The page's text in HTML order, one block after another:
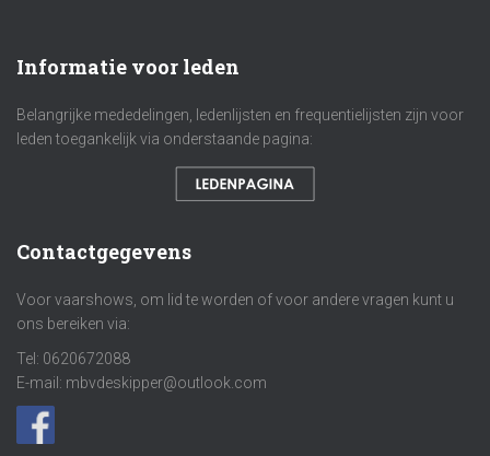
Informatie voor leden
Belangrijke mededelingen, ledenlijsten en frequentielijsten zijn voor
leden toegankelijk via onderstaande pagina:
Contactgegevens
Voor vaarshows, om lid te worden of voor andere vragen kunt u
ons bereiken via:
Tel: 0620672088
E-mail: mbvdeskipper@outlook.com